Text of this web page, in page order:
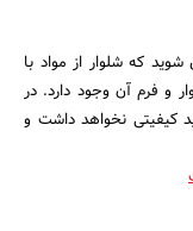
که شلوار از مواد با
و فرم آن وجود دارد. در
کیفیتی نخواهد داشت و